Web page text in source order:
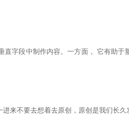
字段中制作内容。一方面， 它有助于
来不要去想着去原创，原创是我们长